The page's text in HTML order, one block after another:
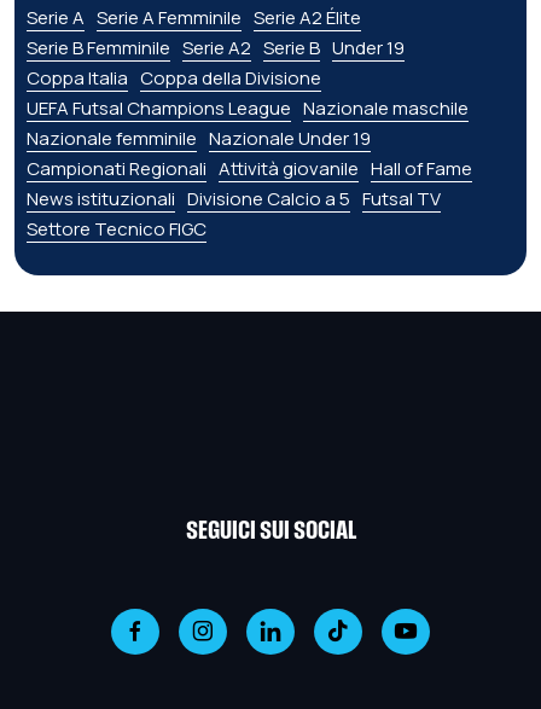
Serie A Serie A Femminile Serie A2 Élite
Serie B Femminile Serie A2 Serie B Under 19
Coppa Italia Coppa della Divisione
UEFA Futsal Champions League Nazionale maschile
Nazionale femminile Nazionale Under 19
Campionati Regionali Attività giovanile Hall of Fame
News istituzionali Divisione Calcio a 5 Futsal TV
Settore Tecnico FIGC
SEGUICI SUI SOCIAL